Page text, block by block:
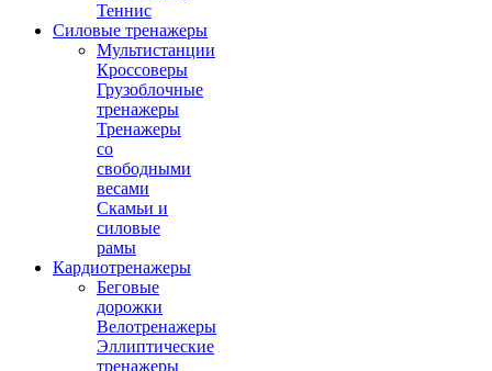
Теннис
Силовые тренажеры
Мультистанции
Кроссоверы
Грузоблочные
тренажеры
Тренажеры
со
свободными
весами
Скамьи и
силовые
рамы
Кардиотренажеры
Беговые
дорожки
Велотренажеры
Эллиптические
тренажеры